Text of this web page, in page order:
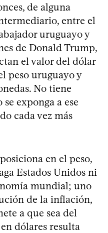
de alguna
entre el
uruguayo y
de Donald Trump,
el valor del dólar
peso uruguayo y
No tiene
exponga a ese
cada vez más
en el peso,
Estados Unidos ni
mundial; uno
de la inflación,
a que sea del
dólares resulta